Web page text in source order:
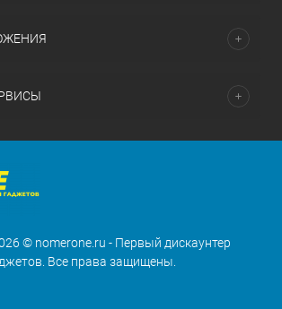
© nomerone.ru - Первый дискаунтер
Все права защищены.